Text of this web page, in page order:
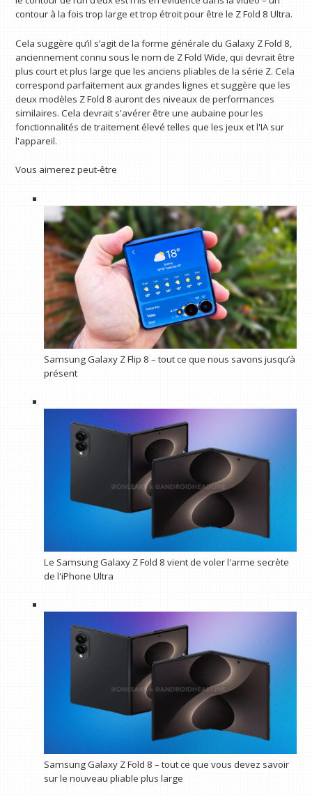
contour à la fois trop large et trop étroit pour être le Z Fold 8 Ultra.
Cela suggère qu’il s’agit de la forme générale du Galaxy Z Fold 8,
anciennement connu sous le nom de Z Fold Wide, qui devrait être
plus court et plus large que les anciens pliables de la série Z. Cela
correspond parfaitement aux grandes lignes et suggère que les
deux modèles Z Fold 8 auront des niveaux de performances
similaires. Cela devrait s'avérer être une aubaine pour les
fonctionnalités de traitement élevé telles que les jeux et l'IA sur
l'appareil.
Vous aimerez peut-être
Samsung Galaxy Z Flip 8 – tout ce que nous savons jusqu’à
présent
Le Samsung Galaxy Z Fold 8 vient de voler l'arme secrète
de l'iPhone Ultra
Samsung Galaxy Z Fold 8 – tout ce que vous devez savoir
sur le nouveau pliable plus large